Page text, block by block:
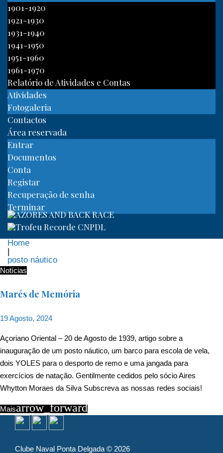
1901-1920
1921-1930
1931-1940
1941-1950
1951-1960
1961-1970
Relatório de Atividades e Contas
Atividades
Fotogaleria
Contactos
Área reservada
Entrar
Documentos
Conta
Registar
Recuperação de senha
Terminar
Home
|
posto náutico
Etiqueta:
posto
náutico
Notícias
Marés de Memória
19 Agosto, 2024
Açoriano Oriental – 20 de Agosto de 1939, artigo sobre a
inauguração de um posto náutico, um barco para escola de vela,
dois YOLES para o desporto de remo e uma jangada para
exercícios de natação. Gentilmente cedidos pelo sócio Aires
Whytton Moraes da Silva Subscreva as nossas redes sociais!
Maisarrow_forward
Clube Naval Ponta Delgada © 2026